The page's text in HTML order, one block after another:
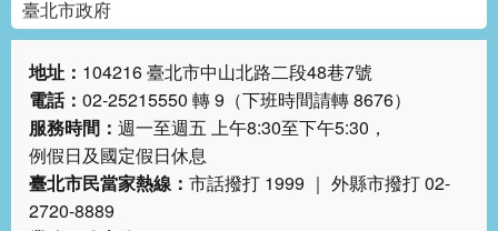
陳
情
系
統
常
見
問
臺北市政府
地址： 104216 臺北市中山北路二段48巷7號
電話： 02-25215550 轉 9（下班時間請轉 8676）
服務時間： 週一至週五 上午8:30至下午5:30，
例假日及國定假日休息
臺北市民當家熱線： 市話撥打 1999 ｜ 外縣市撥打 02-
2720-8889